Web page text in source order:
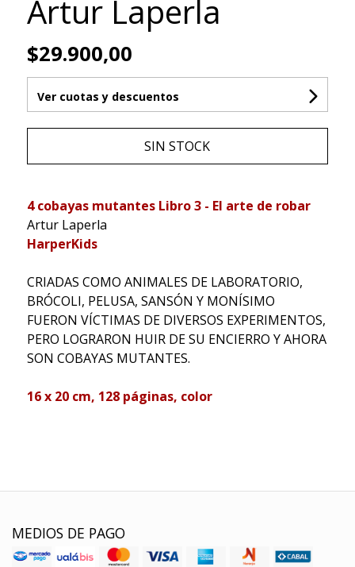
Artur Laperla
$29.900,00
Ver cuotas y descuentos
SIN STOCK
4 cobayas mutantes Libro 3 - El arte de robar
Artur Laperla
HarperKids
CRIADAS COMO ANIMALES DE LABORATORIO,
BRÓCOLI, PELUSA, SANSÓN Y MONÍSIMO
FUERON VÍCTIMAS DE DIVERSOS EXPERIMENTOS,
PERO LOGRARON HUIR DE SU ENCIERRO Y AHORA
SON COBAYAS MUTANTES.
16 x 20 cm, 128 páginas, color
MEDIOS DE PAGO